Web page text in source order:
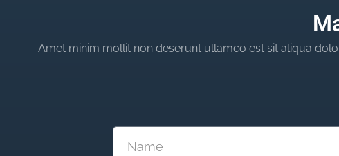
Amet minim mollit non deserunt ullamco est sit aliqua